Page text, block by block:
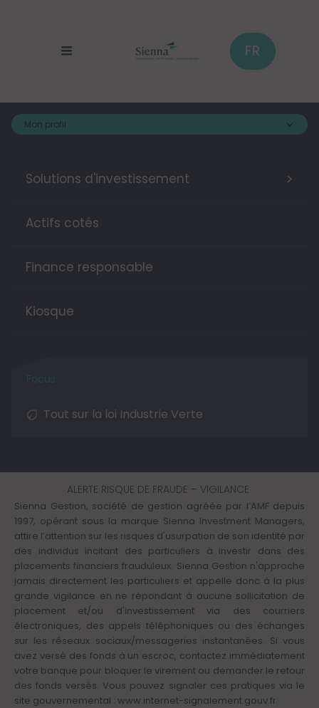
FR
Mon profil :
Solutions d'investissement >
Actifs cotés
Finance responsable
Kiosque
Tout sur la loi Industrie Verte
ALERTE RISQUE DE FRAUDE – VIGILANCE
Sienna Gestion, société de gestion agréée par l’AMF depuis
1997, opérant sous la marque Sienna Investment Managers,
attire l’attention sur les risques d'usurpation de son identité par
des individus incitant des particuliers à investir dans des
placements financiers frauduleux. Sienna Gestion n'approche
jamais directement les particuliers et appelle donc à la plus
grande vigilance en ne répondant à aucune sollicitation de
placement et/ou d'investissement via des courriers
électroniques, des appels téléphoniques ou des échanges
sur les réseaux sociaux/messageries instantanées. Si vous
avez versé des fonds à un escroc, contactez immédiatement
votre banque pour bloquer le virement ou demander le retour
des fonds versés. Vous pouvez signaler ces pratiques via le
site gouvernemental : www.internet-signalement.gouv.fr